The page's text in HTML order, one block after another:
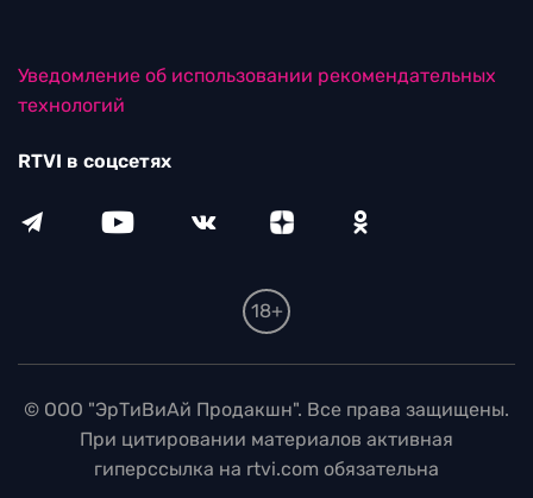
Уведомление об использовании рекомендательных
технологий
RTVI в соцсетях
18+
© ООО "ЭрТиВиАй Продакшн". Все права защищены.
При цитировании материалов активная
гиперссылка на rtvi.com обязательна